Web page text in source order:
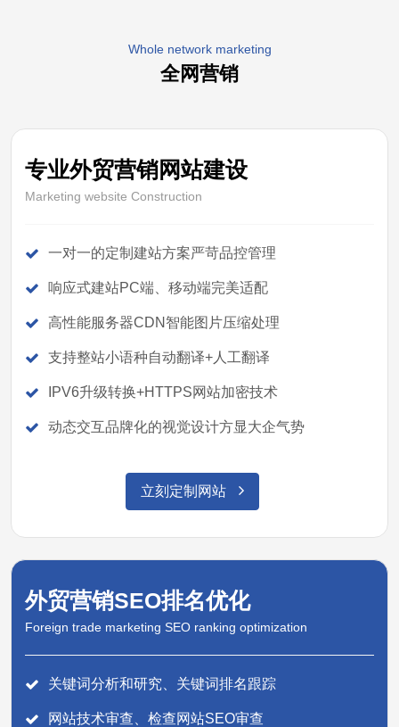
Whole network marketing
全网营销
专业外贸营销网站建设
Marketing website Construction
一对一的定制建站方案严苛品控管理
响应式建站PC端、移动端完美适配
高性能服务器CDN智能图片压缩处理
支持整站小语种自动翻译+人工翻译
IPV6升级转换+HTTPS网站加密技术
动态交互品牌化的视觉设计方显大企气势
立刻定制网站
外贸营销SEO排名优化
Foreign trade marketing SEO ranking optimization
关键词分析和研究、关键词排名跟踪
网站技术审查、检查网站SEO审查